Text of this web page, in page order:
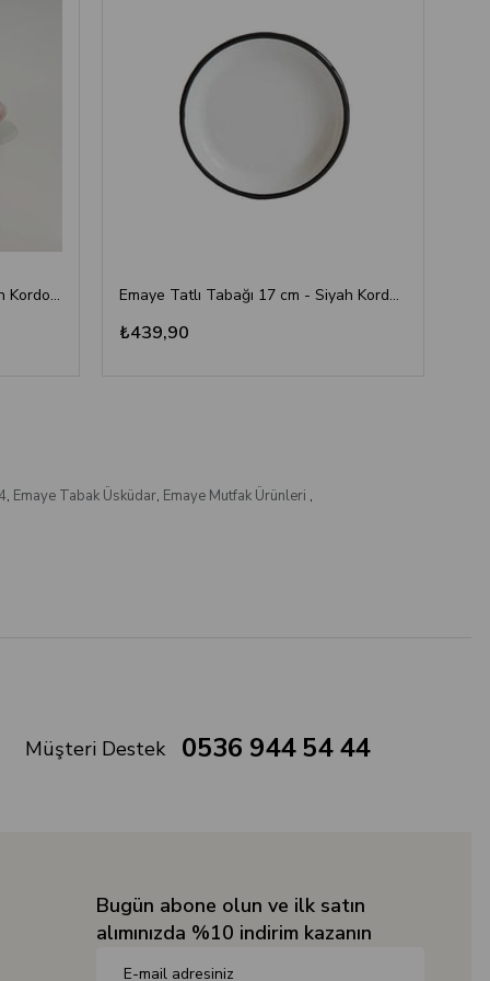
Emaye Tabak 12 cm Koyu Somon Kordon Pembe Emaye Tatlı Tabağı 17 cm - Siyah Kordonlu
₺439,90
, Emaye Tabak Üsküdar, Emaye Mutfak Ürünleri ,
Müşteri Destek 0536 944 54 44
Bugün abone olun ve ilk satın
alımınızda %10 indirim kazanın